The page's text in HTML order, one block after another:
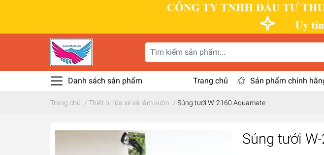
Danh sách sản phẩm Trang chủ Sản phẩm chính
Trang chủ / Thiết bị rửa xe và làm vườn / Súng tưới W-2160 Aquamate
Súng tưới